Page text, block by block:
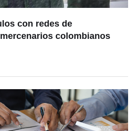
con redes de
colombianos